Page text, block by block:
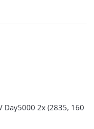
Day5000 2x (2835, 160